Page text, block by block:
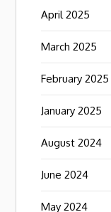
April 2025
March 2025
February 2025
January 2025
August 2024
June 2024
May 2024